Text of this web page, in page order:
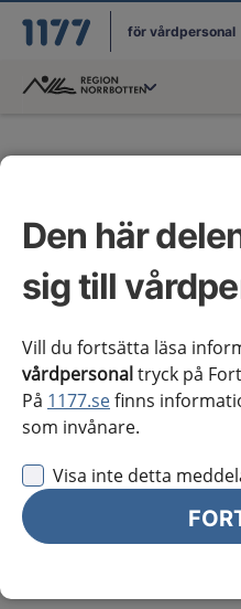
Den här
sig till
Vill du fortsätta läsa
vårdpersonaltryck på
På 1177.sefinns
som invånare.
Visa inte detta
för vårdpersonal
Du har valt region
Vi tar gärna emot
för vårdpersonal.
Innehåll i
Om nationellt
kunskapsstyrning
sjukvård